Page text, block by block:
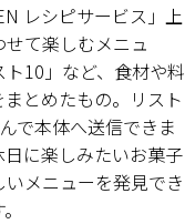
レシピサービス」上
て楽しむメニュ
10」など、食材や料
とめたもの。リスト
で本体へ送信できま
に楽しみたいお菓子
メニューを発見でき